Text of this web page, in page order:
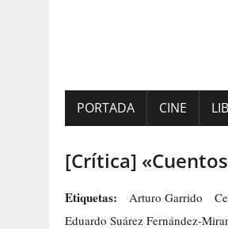
PORTADA CINE
[Crítica]
Etiquetas: Arturo Garrido
Eduardo Suárez Fernández-